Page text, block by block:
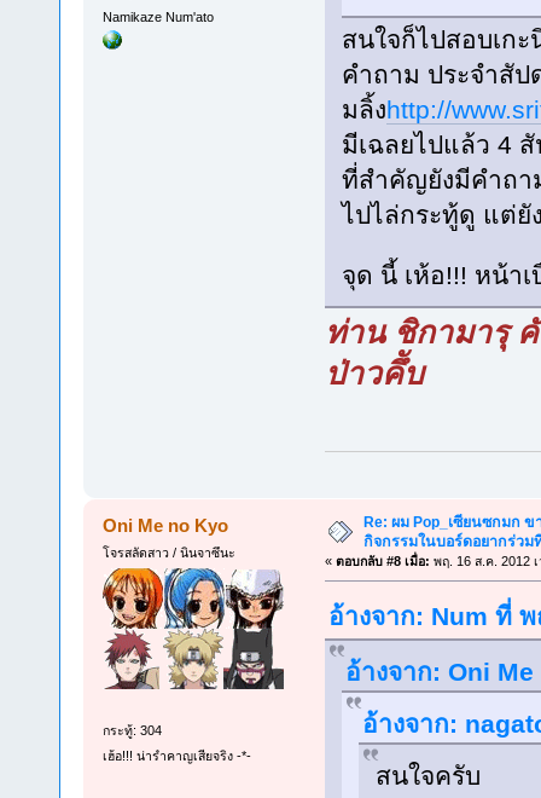
Namikaze Num'ato
สนใจก็ไปสอบเก
คำถาม ประจำสัป
มลิ้งhttp://
มีเฉลยไปแล้ว 4
ที่สำคัญยังมีคำถา
ไปไล่กระทู้ดู แต่ยั
จุด นี้ เห้อ!!! หน้า
ท่าน ชิกามารุ
ป่าวคึับ
Oni Me no Kyo
โจรสลัดสาว / นินจาซึนะ
กระทู้: 304
เฮ้อ!!! น่ารำคาญเสียจริง -*-
Re: ผม Pop_เซียนซกมก
กิจกรรมในบอร์ดอยากร่วม
« ตอบกลับ #8 เมื่อ: พฤ. 16 ส.ค. 2012
อ้างจาก: Num ที่
อ้างจาก: Oni
อ้างจาก:
สนใจครับ